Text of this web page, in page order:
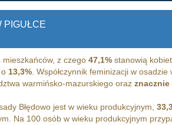
PIGUŁCE
mieszkańców, z czego 47,1%stanowią
13,3%. Współczynnik feminizacji w osadzie
warmińsko-mazurskiego oraz znacznie
Błędowo jest w wieku produkcyjnym,
Na 100 osób w wieku produkcyjnym